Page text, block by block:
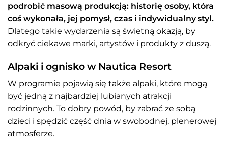
podrobić masową produkcją: historię osoby, która
coś wykonała, jej pomysł, czas i indywidualny styl.
Dlatego takie wydarzenia są świetną okazją, by
odkryć ciekawe marki, artystów i produkty z duszą.
Alpaki i ognisko w Nautica Resort
W programie pojawią się także alpaki, które mogą
być jedną z najbardziej lubianych atrakcji
rodzinnych. To dobry powód, by zabrać ze sobą
dzieci i spędzić część dnia w swobodnej, plenerowej
atmosferze.